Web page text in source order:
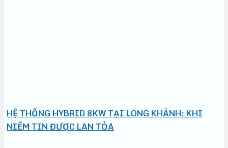
HỆ THỐNG HYBRID 8KW TẠI LONG KHÁNH: KHI
NIỀM TIN ĐƯỢC LAN TỎA